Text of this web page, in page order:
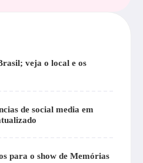
veja o local e os
de social media em
para o show de Memórias